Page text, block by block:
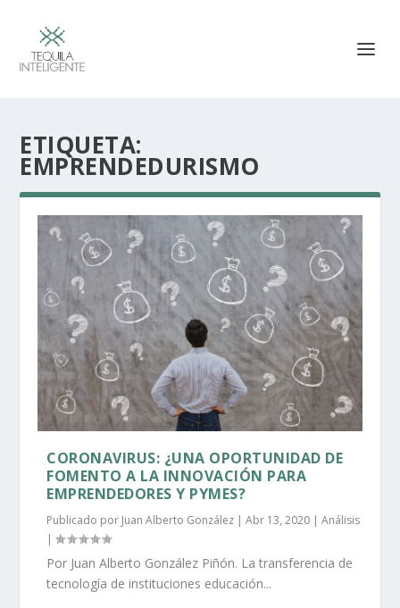
ETIQUETA:
EMPRENDEDURISMO
CORONAVIRUS: ¿UNA OPORTUNIDAD DE
FOMENTO A LA INNOVACIÓN PARA
EMPRENDEDORES Y PYMES?
Publicado por Juan Alberto González |Abr 13, 2020 |Análisis
|
Por Juan Alberto González Piñón. La transferencia de
tecnología de instituciones educación...